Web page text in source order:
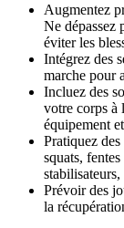
Augmentez
Ne dépassez
éviter les
Intégrez des
marche pour
Incluez des
votre corps à
équipement
Pratiquez
squats,
stabilisateurs,
Prévoir des
la